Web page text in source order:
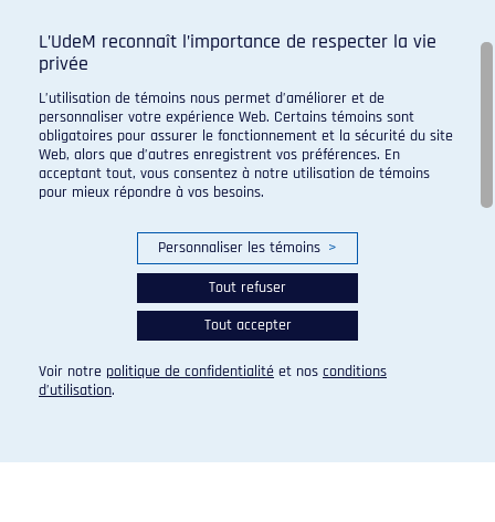
Programme de sport d'excellence du campus regroupant :
L’UdeM reconnaît l’importance de respecter la vie
privée
L’utilisation de témoins nous permet d’améliorer et de
personnaliser votre expérience Web. Certains témoins sont
obligatoires pour assurer le fonctionnement et la sécurité du site
Web, alors que d’autres enregistrent vos préférences. En
acceptant tout, vous consentez à notre utilisation de témoins
pour mieux répondre à vos besoins.
Personnaliser les témoins >
Tout refuser
Tout accepter
Voir notre politique de confidentialité et nos conditions
d’utilisation.